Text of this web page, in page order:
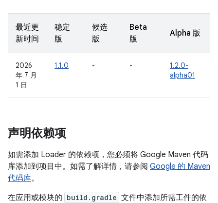
最近更
新时间
稳定
版
候选
版
Beta
版
Alpha 版
2026
年 7 月
1 日
1.1.0 - -
1.2.0-
alpha01
声明依赖项
如需添加 Loader 的依赖项，您必须将 Google Maven 代码
库添加到项目中。如需了解详情，请参阅 Google 的 Maven
代码库。
在应用或模块的 build.gradle 文件中添加所需工件的依